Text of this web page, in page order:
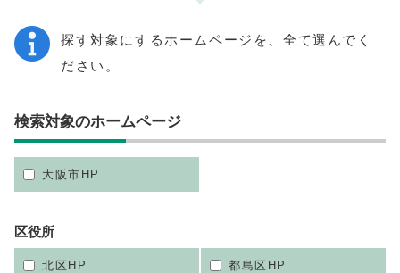
探す対象にするホームページを、全て選んでく
ださい。
検索対象のホームページ
大阪市HP
区役所
北区HP 都島区HP